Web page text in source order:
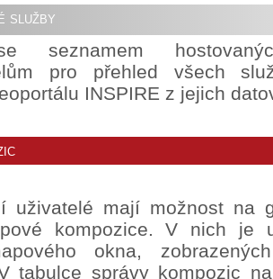
služby
seznamem
pro přehled všech
INSPIRE z jejich
uživatelé mají možnost na
kompozice. V nich je
okna,
tabulce správy kompozic